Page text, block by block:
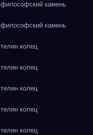
камень
камень
колец
колец
колец
колец
колец